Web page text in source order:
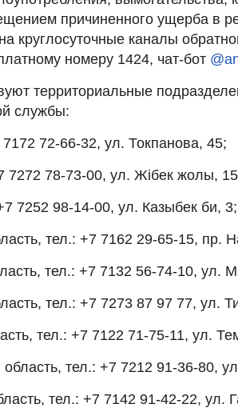
причиненного ущерба в
круглосуточные каналы
номеру 1424, чат-бот
территориальные
службы:
72-66-32, ул. Токпанова, 45;
7272 78-73-00, ул. Жібек жолы,
7252 98-14-00, ул. Казыбек би, 3;
тел.: +7 7162 29-65-15, пр.
тел.: +7 7132 56-74-10, ул.
тел.: +7 7273 87 97 77, ул.
тел.: +7 7122 71-75-11, ул.
область, тел.: +7 7212 91-36-80,
тел.: +7 7142 91-42-22, ул.